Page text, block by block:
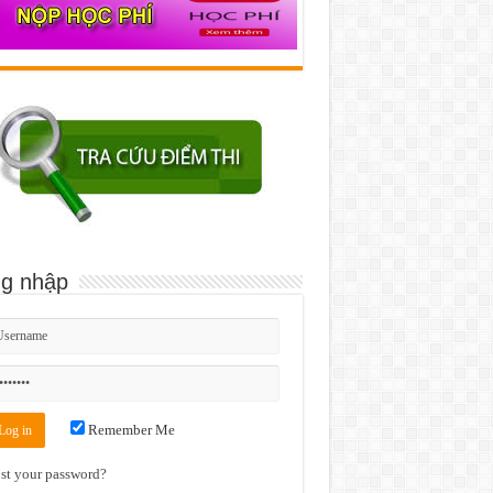
nhập
Remember Me
your password?